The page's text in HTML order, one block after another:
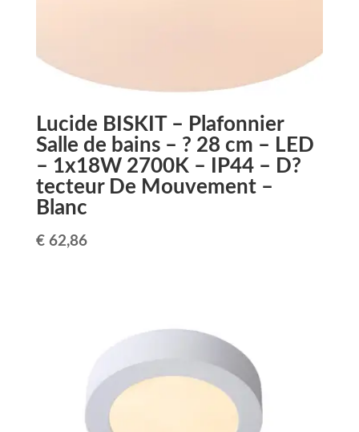
Lucide BISKIT – Plafonnier
Salle de bains – ? 28 cm – LED
– 1x18W 2700K – IP44 – D?
tecteur De Mouvement –
Blanc
€62,86